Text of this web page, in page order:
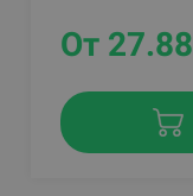
От 27.88